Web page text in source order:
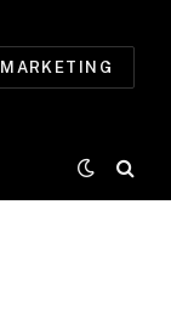
MARKETING